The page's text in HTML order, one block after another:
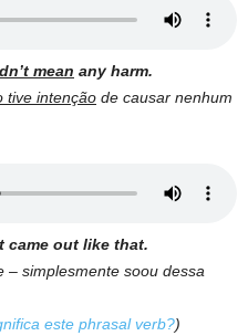
mean any harm.
tive intenção de causar nenhum
came out like that.
– simplesmente soou dessa
este phrasal verb?)